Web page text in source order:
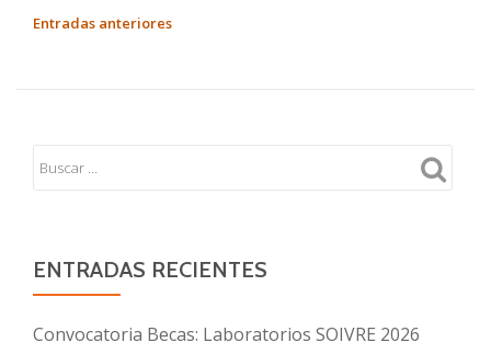
2025
NAVEGACIÓN
Entradas anteriores
ENTRADAS RECIENTES
Convocatoria Becas: Laboratorios SOIVRE 2026